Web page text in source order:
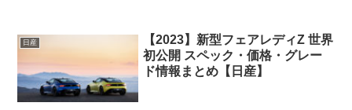
日産
【2023】新型フェアレディZ 世界
初公開 スペック・価格・グレー
ド情報まとめ【日産】